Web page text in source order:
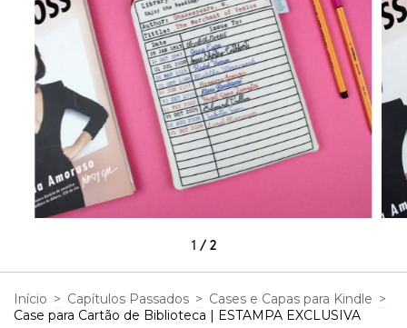
1 / 2
Início > Capítulos Passados > Cases e Capas para Kindle >
Case para Cartão de Biblioteca | ESTAMPA EXCLUSIVA